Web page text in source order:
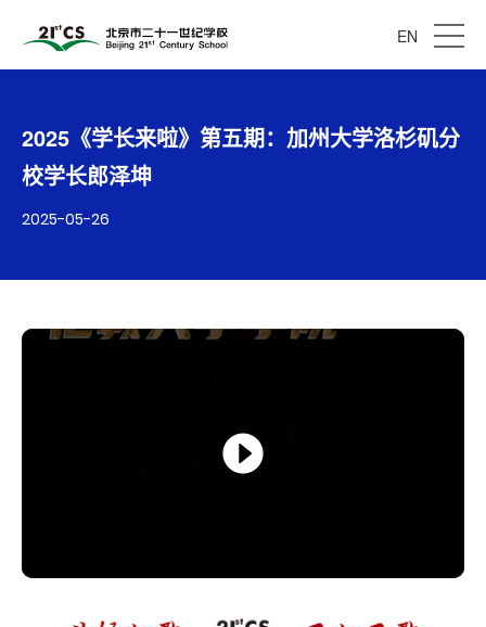
EN
2025《学长来啦》第五期：加州大学洛杉矶分
校学长郎泽坤
2025-05-26